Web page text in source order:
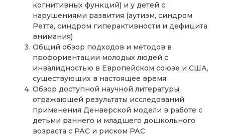
когнитивных функций) и у детей с
нарушениями развития (аутизм, синдром
Ретта, синдром гиперактивности и дефицита
внимания)
Общий обзор подходов и методов в
профориентации молодых людей с
инвалидностью в Европейском союзе и США,
существующих в настоящее время
Обзор доступной научной литературы,
отражающей результаты исследований
применения Денверской модели в работе с
детьми раннего и младшего дошкольного
возраста с РАС и риском РАС